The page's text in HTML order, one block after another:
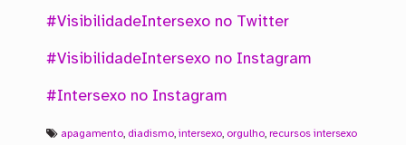
#VisibilidadeIntersexo no Twitter
#VisibilidadeIntersexo no Instagram
#Intersexo no Instagram
apagamento, diadismo, intersexo, orgulho, recursos intersexo